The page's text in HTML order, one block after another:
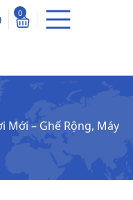
0
Mới – Ghế Rộng, Máy